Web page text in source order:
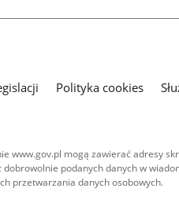
Polityka cookies
www.gov.pl mogą zawierać adresy
podanych danych w
przetwarzania danych osobowych.